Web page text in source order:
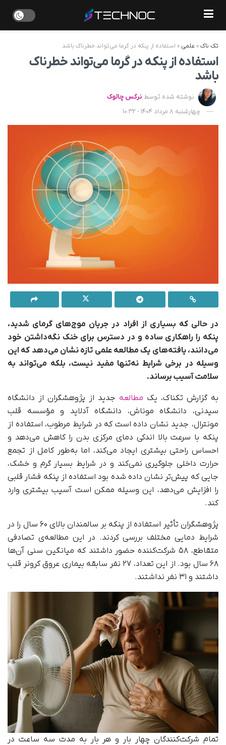
تک ناک» علمی » استفاده از پنکه در گرما می‌تواند خطرناک باشد
استفاده از پنکه در گرما می‌تواند خطرناک
باشد
نوشته شده توسط نرگس چالوک
چهارشنبه 8 مرداد 1404 - 10:32
در حالی که بسیاری از افراد در جریان موج‌های گرمای شدید،
پنکه را راهکاری ساده و در دسترس برای خنک نگه‌داشتن خود
می‌دانند، یافته‌های یک مطالعه علمی تازه نشان می‌دهد که این
وسیله در برخی شرایط نه‌تنها مفید نیست، بلکه می‌تواند به
سلامت آسیب برساند.
به گزارش تکناک، یک مطالعه‌ جدید از پژوهشگران از دانشگاه
سیدنی، دانشگاه موناش، دانشگاه آدلاید و مؤسسه قلب
مونترال، جدید نشان داده است که در شرایط مرطوب، استفاده از
پنکه با سرعت بالا اندکی دمای مرکزی بدن را کاهش می‌دهد و
احساس راحتی بیشتری ایجاد می‌کند، اما به‌طور کامل از تجمع
حرارت داخلی جلوگیری نمی‌کند و در شرایط بسیار گرم و خشک،
جایی که پیش‌تر نشان داده شده بود استفاده از پنکه فشار قلبی
را افزایش می‌دهد، این وسیله ممکن است آسیب بیشتری وارد
کند.
پژوهشگران تأثیر استفاده از پنکه بر سالمندان بالای ۶۰ سال را در
شرایط دمایی مختلف بررسی کردند. در این مطالعه‌ی تصادفی
متقاطع، ۵۸ شرکت‌کننده حضور داشتند که میانگین سنی آن‌ها
۶۸ سال بود. از این تعداد، ۲۷ نفر سابقه بیماری عروق کرونر قلب
داشتند و ۳۱ نفر نداشتند.
تمام شرکت‌کنندگان چهار بار و هر بار به مدت سه ساعت در